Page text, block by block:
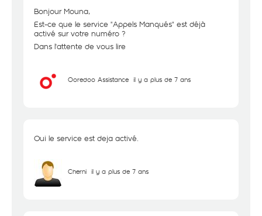
Bonjour Mouna,
Est-ce que le service "Appels Manqués" est déjà
activé sur votre numéro ?
Dans l'attente de vous lire
Ooredoo Assistance il y a plus de 7 ans
Oui le service est deja activé.
Cherni il y a plus de 7 ans